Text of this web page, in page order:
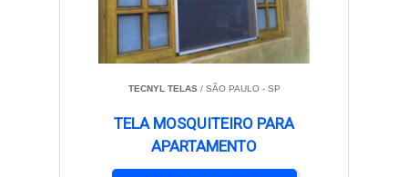
TECNYL TELAS/ SÃO PAULO - SP
TELA MOSQUITEIRO PARA
APARTAMENTO